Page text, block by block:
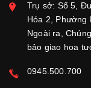
Trụ sở: Số 5,
Hóa 2, Phường
Ngoài ra,
bảo giao hoa
0945.500.700